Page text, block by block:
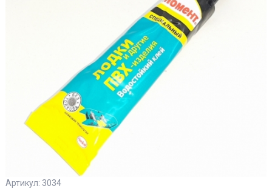
Артикул: 3034